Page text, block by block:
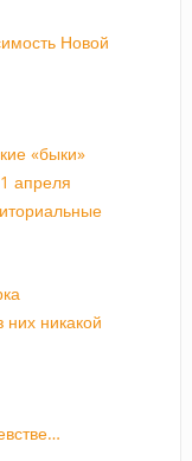
Новой
«быки»
апреля
них никакой